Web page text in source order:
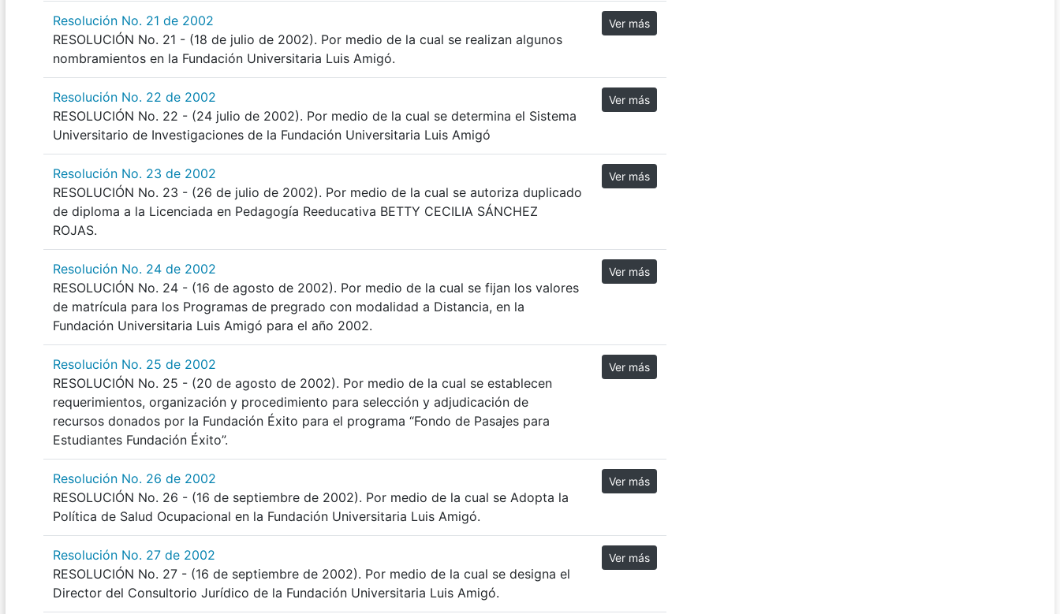
Resolución No. 21 de 2002
RESOLUCIÓN No. 21 - (18 de julio de 2002). Por medio de la cual se realizan algunos
nombramientos en la Fundación Universitaria Luis Amigó.
Ver más
Resolución No. 22 de 2002
RESOLUCIÓN No. 22 - (24 julio de 2002). Por medio de la cual se determina el Sistema
Universitario de Investigaciones de la Fundación Universitaria Luis Amigó
Ver más
Resolución No. 23 de 2002
RESOLUCIÓN No. 23 - (26 de julio de 2002). Por medio de la cual se autoriza duplicado
de diploma a la Licenciada en Pedagogía Reeducativa BETTY CECILIA SÁNCHEZ
ROJAS.
Ver más
Resolución No. 24 de 2002
RESOLUCIÓN No. 24 - (16 de agosto de 2002). Por medio de la cual se fijan los valores
de matrícula para los Programas de pregrado con modalidad a Distancia, en la
Fundación Universitaria Luis Amigó para el año 2002.
Ver más
Resolución No. 25 de 2002
RESOLUCIÓN No. 25 - (20 de agosto de 2002). Por medio de la cual se establecen
requerimientos, organización y procedimiento para selección y adjudicación de
recursos donados por la Fundación Éxito para el programa “Fondo de Pasajes para
Estudiantes Fundación Éxito”.
Ver más
Resolución No. 26 de 2002
RESOLUCIÓN No. 26 - (16 de septiembre de 2002). Por medio de la cual se Adopta la
Política de Salud Ocupacional en la Fundación Universitaria Luis Amigó.
Ver más
Resolución No. 27 de 2002
RESOLUCIÓN No. 27 - (16 de septiembre de 2002). Por medio de la cual se designa el
Director del Consultorio Jurídico de la Fundación Universitaria Luis Amigó.
Ver más